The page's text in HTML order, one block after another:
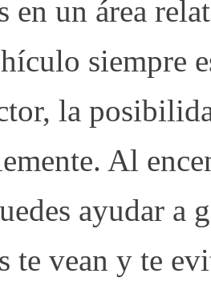
en un área
siempre
la
Al
ayudar a
te vean y te